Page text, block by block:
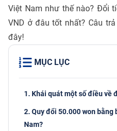
Việt Nam như thế nào? Đổi
VND ở đâu tốt nhất? Câu
đây!
MỤC LỤC
1. Khái quát một số điều về
2. Quy đổi 50.000 won
Nam?